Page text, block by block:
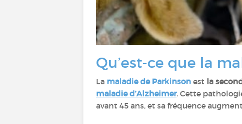
Qu’est-ce que la
La maladie de Parkinson est la
maladie d’Alzheimer. Cette
avant 45 ans, et sa fréquence